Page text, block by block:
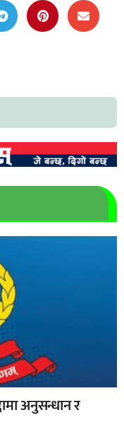
अनुसन्धान र